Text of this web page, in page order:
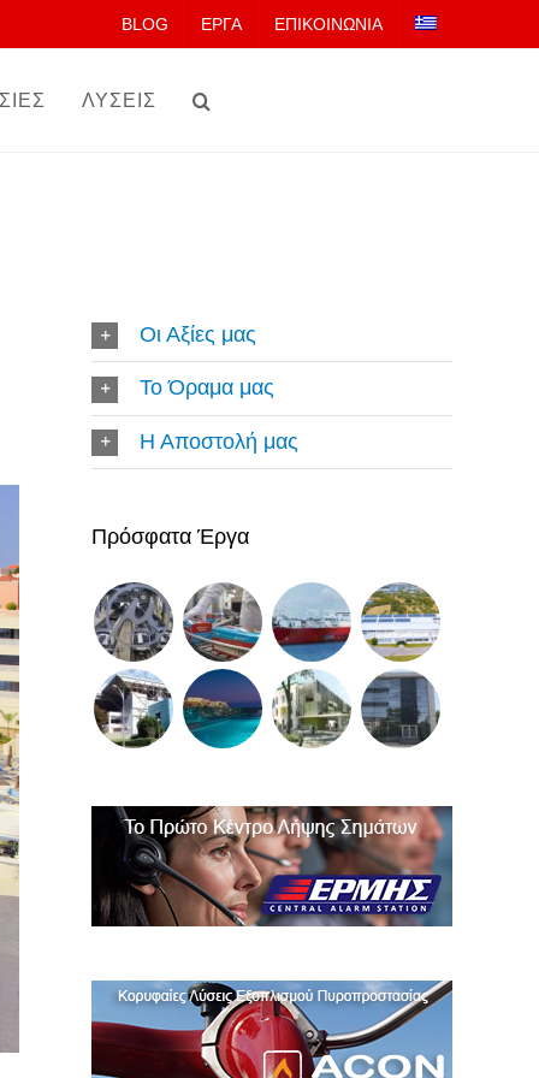
BLOG ΕΡΓΑ ΕΠΙΚΟΙΝΩΝΙΑ
ΛΥΣΕΙΣ
Οι Αξίες μας
Το Όραμα μας
Η Αποστολή μας
Πρόσφατα Έργα